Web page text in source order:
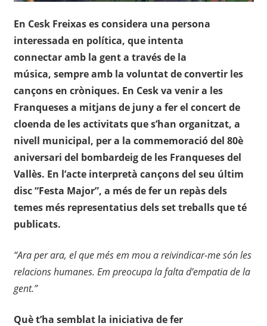
En Cesk Freixas es considera una persona
interessada en política, que intenta
connectar amb la gent a través de la
música, sempre amb la voluntat de convertir les
cançons en cròniques. En Cesk va venir a les
Franqueses a mitjans de juny a fer el concert de
cloenda de les activitats que s’han organitzat, a
nivell municipal, per a la commemoració del 80è
aniversari del bombardeig de les Franqueses del
Vallès. En l’acte interpretà cançons del seu últim
disc “Festa Major”, a més de fer un repàs dels
temes més representatius dels set treballs que té
publicats.
“Ara per ara, el que més em mou a reivindicar-me són les
relacions humanes. Em preocupa la falta d’empatia de la
gent.”
Què t’ha semblat la iniciativa de fer